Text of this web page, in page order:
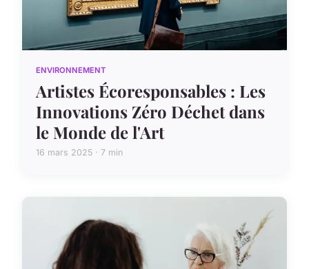
ENVIRONNEMENT
Artistes Écoresponsables : Les
Innovations Zéro Déchet dans
le Monde de l'Art
16 mars 2025 · 7 min